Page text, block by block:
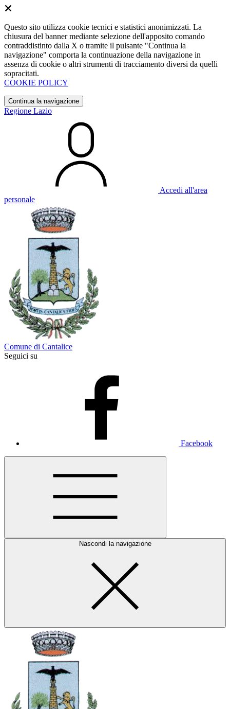
Questo sito utilizza cookie tecnici e statistici anonimizzati. La
chiusura del banner mediante selezione dell'apposito comando
contraddistinto dalla X o tramite il pulsante "Continua la
navigazione" comporta la continuazione della navigazione in
assenza di cookie o altri strumenti di tracciamento diversi da quelli
sopracitati.
COOKIE POLICY
Continua la navigazione
Regione Lazio
Accedi all'area
personale
Comune di Cantalice
Seguici su
Facebook
Nascondi la navigazione